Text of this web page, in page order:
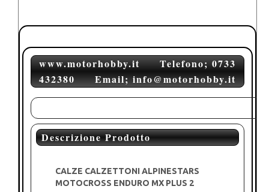
www.motorhobby.it Telefono; 0733
432380 Email; info@motorhobby.it
Descrizione Prodotto
CALZE CALZETTONI ALPINESTARS
MOTOCROSS ENDURO MX PLUS 2